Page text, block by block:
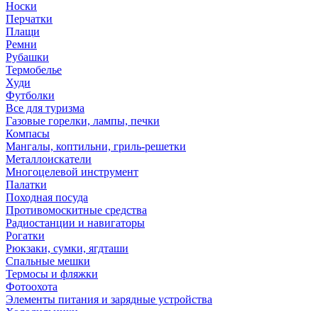
Носки
Перчатки
Плащи
Ремни
Рубашки
Термобелье
Худи
Футболки
Все для туризма
Газовые горелки, лампы, печки
Компасы
Мангалы, коптильни, гриль-решетки
Металлоискатели
Многоцелевой инструмент
Палатки
Походная посуда
Противомоскитные средства
Радиостанции и навигаторы
Рогатки
Рюкзаки, сумки, ягдташи
Спальные мешки
Термосы и фляжки
Фотоохота
Элементы питания и зарядные устройства